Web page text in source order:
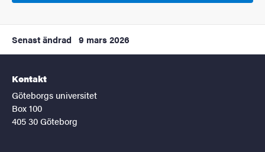
Senast ändrad 9 mars 2026
Kontakt
Göteborgs universitet
Box 100
405 30 Göteborg